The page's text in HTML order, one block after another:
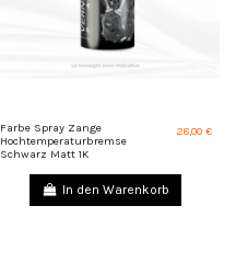
Farbe Spray Zange
Hochtemperaturbremse
Schwarz Matt 1K
28,00 €
In den Warenkorb